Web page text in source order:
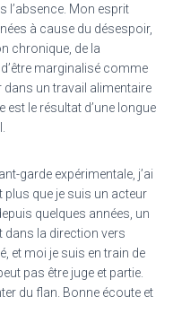
l’absence. Mon esprit
à cause du désespoir,
chronique, de la
marginalisé comme
dans un travail alimentaire
est le résultat d’une longue
garde expérimentale, j’ai
plus que je suis un acteur
quelques années, un
dans la direction vers
et moi je suis en train de
pas être juge et partie.
du flan. Bonne écoute et